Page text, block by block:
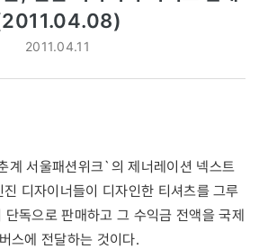
2011.04.11
계 서울패션위크`의 제너레이션 넥스트
디자이너들이 디자인한 티셔츠를 그루
단독으로 판매하고 그 수익금 전액을 국제
스에 전달하는 것이다.